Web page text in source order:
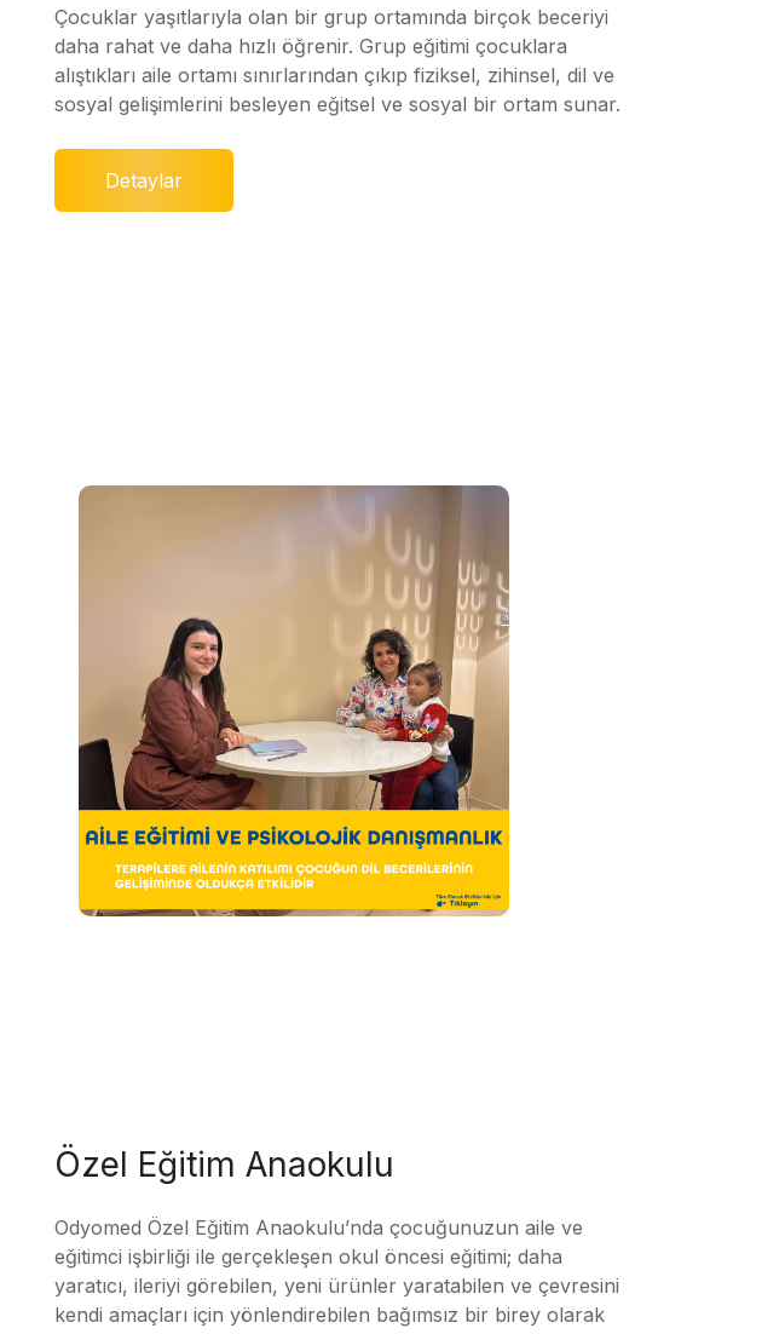
Çocuklar yaşıtlarıyla olan bir grup ortamında birçok beceriyi
daha rahat ve daha hızlı öğrenir. Grup eğitimi çocuklara
alıştıkları aile ortamı sınırlarından çıkıp fiziksel, zihinsel, dil ve
sosyal gelişimlerini besleyen eğitsel ve sosyal bir ortam sunar.
Detaylar
Özel Eğitim Anaokulu
Odyomed Özel Eğitim Anaokulu’nda çocuğunuzun aile ve
eğitimci işbirliği ile gerçekleşen okul öncesi eğitimi; daha
yaratıcı, ileriyi görebilen, yeni ürünler yaratabilen ve çevresini
kendi amaçları için yönlendirebilen bağımsız bir birey olarak